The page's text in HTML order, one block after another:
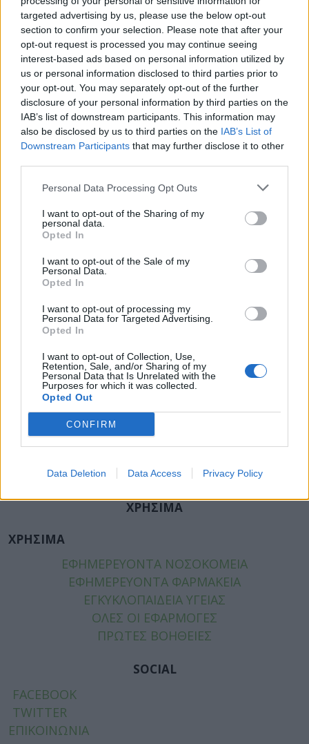
targeted advertising by us, please use the below opt-out
section to confirm your selection. Please note that after your
opt-out request is processed you may continue seeing
interest-based ads based on personal information utilized by
us or personal information disclosed to third parties prior to
your opt-out. You may separately opt-out of the further
disclosure of your personal information by third parties on the
IAB’s list of downstream participants. This information may
also be disclosed by us to third parties on the IAB’s List of
Downstream Participants that may further disclose it to other
Personal Data Processing Opt Outs
I want to opt-out of the Sharing of my
personal data.
Opted In
I want to opt-out of the Sale of my
Personal Data.
Opted In
I want to opt-out of processing my
Personal Data for Targeted Advertising.
Opted In
I want to opt-out of Collection, Use,
Retention, Sale, and/or Sharing of my
Personal Data that Is Unrelated with the
Purposes for which it was collected.
Opted Out
CONFIRM
Data Deletion Data Access Privacy Policy
ή στο e-mailinfo@arthritis.org.gr
Facebook
Twitter
ΕΛΕΑΝΑ
ΚΑΤΗΓΟΡΙΕΣ
ΥΓΕΙΑ
ΠΑΙΔΙ
ΕΠΙΧΕΙΡΕΙΝ
HEALTH TALKS
ΧΡΗΣΙΜΑ
ΧΡΗΣΙΜΑ
ΕΦΗΜΕΡΕΥΟΝΤΑ ΝΟΣΟΚΟΜΕΙΑ
ΕΦΗΜΕΡΕΥΟΝΤΑ ΦΑΡΜΑΚΕΙΑ
ΕΓΚΥΚΛΟΠΑΙΔΕΙΑ ΥΓΕΙΑΣ
ΟΛΕΣ ΟΙ ΕΦΑΡΜΟΓΕΣ
ΠΡΩΤΕΣ ΒΟΗΘΕΙΕΣ
SOCIAL
FACEBOOK
TWITTER
ΕΠΙΚΟΙΝΩΝΙΑ